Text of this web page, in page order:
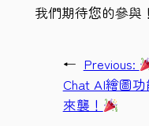
我們期待您的參與！
← Previous:
Chat AI繪圖
來襲！